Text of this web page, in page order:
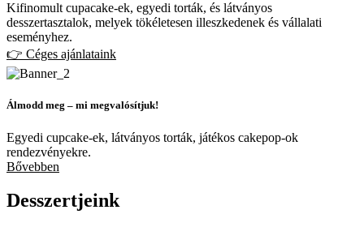
Kifinomult cupacake-ek, egyedi torták, és látványos
desszertasztalok, melyek tökéletesen illeszkedenek és vállalati
eseményhez.
👉 Céges ajánlataink
Álmodd meg – mi megvalósítjuk!
Egyedi cupcake-ek, látványos torták, játékos cakepop-ok
rendezvényekre.
Bővebben
Desszertjeink